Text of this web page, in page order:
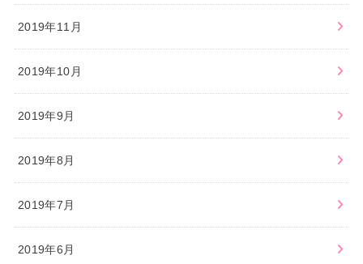
2019年11月
2019年10月
2019年9月
2019年8月
2019年7月
2019年6月